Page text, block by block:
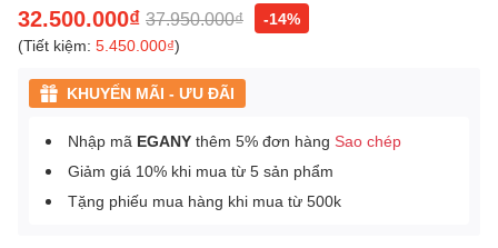
32.500.000₫ 37.950.000₫
-14%
(Tiết kiệm: 5.450.000₫)
KHUYẾN MÃI - ƯU ĐÃI
Nhập mã EGANY thêm 5% đơn hàng Sao chép
Giảm giá 10% khi mua từ 5 sản phẩm
Tặng phiếu mua hàng khi mua từ 500k